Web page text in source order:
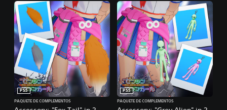
PS5
PAQUETE DE COMPLEMENTOS
PS5
PAQUETE DE COMPLEMENTOS